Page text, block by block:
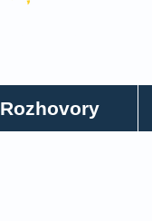
Rozhovory